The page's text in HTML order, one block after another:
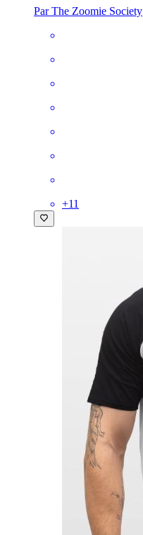
Par The Zoomie Society
+11